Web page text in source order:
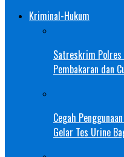
Kriminal-Hukum
Satreskrim Polres
Pembakaran dan
Cegah
Gelar Tes Urine